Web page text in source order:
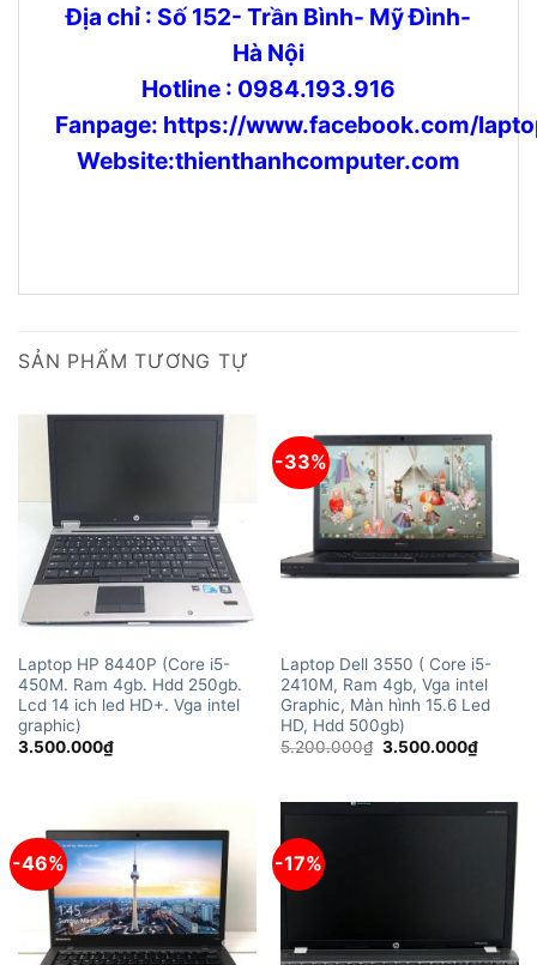
Địa chỉ : Số 152- Trần Bình- Mỹ Đình-
Hà Nội
Hotline : 0984.193.916
Fanpage: https://www.facebook.com/
Website:thienthanhcomputer.com
SẢN PHẨM TƯƠNG TỰ
Laptop HP 8440P (Core i5-
450M. Ram 4gb. Hdd 250gb.
Lcd 14 ich led HD+. Vga intel
graphic)
3.500.000₫
-33%
Laptop Dell 3550 ( Core i5-
2410M, Ram 4gb, Vga intel
Graphic, Màn hình 15.6 Led
HD, Hdd 500gb)
5.200.000₫ Giá
3.500.000₫Giá
hiện
-46% -17%